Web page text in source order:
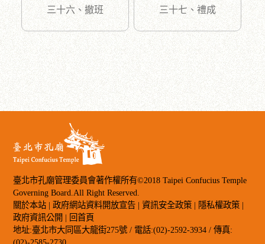
三十六、撤班 三十七、禮成
臺北市孔廟管理委員會著作權所有©2018 Taipei Confucius Temple
Governing Board.All Right Reserved.
關於本站 | 政府網站資料開放宣告 |資訊安全政策 | 隱私權政策 |
政府資訊公開 | 回首頁
地址:臺北市大同區大龍街275號 / 電話:(02)-2592-3934 / 傳真: